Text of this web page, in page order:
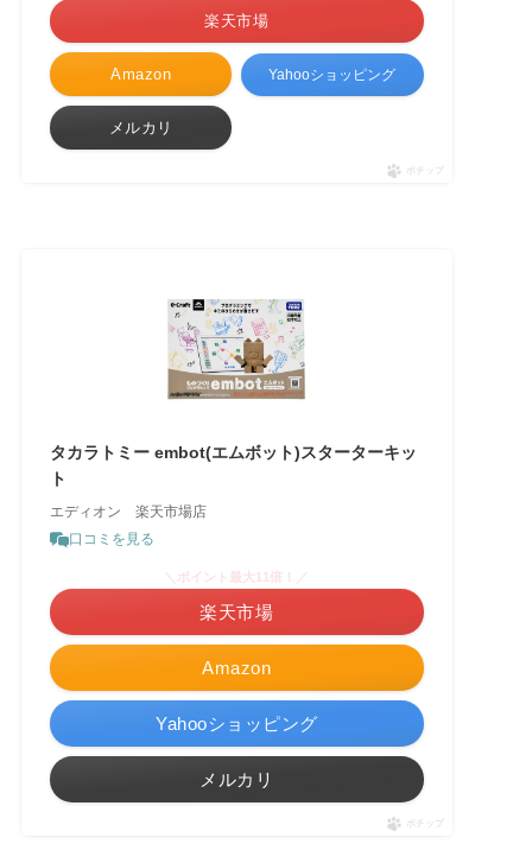
Amazon
楽天市場
Yahooショッピング
メルカリ
ポチップ
タカラトミー embot(エムボット)スターターキッ
ト
エディオン 楽天市場店
口コミを見る
Amazon
＼ポイント最大11倍！／
楽天市場
Yahooショッピング
メルカリ
ポチップ